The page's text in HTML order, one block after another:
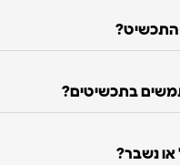
התכשיט?
בתכשיטים?
נשבר?